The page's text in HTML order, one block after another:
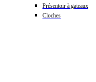
Présentoir à gateaux
Cloches